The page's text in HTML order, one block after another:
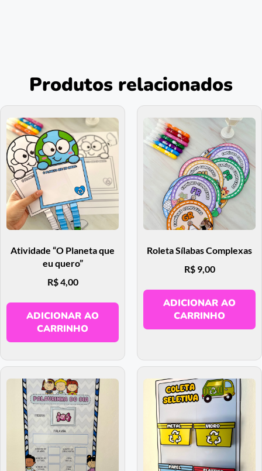
Produtos relacionados
Atividade “O Planeta que
eu quero”
R$4,00
ADICIONAR AO
CARRINHO
Roleta Sílabas Complexas
R$9,00
ADICIONAR AO
CARRINHO